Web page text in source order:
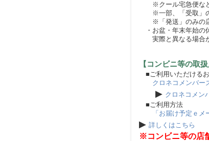
※クール宅急便など
※一部、「受取」の
※「発送」のみの店
・お盆・年末年始の
実際と異なる場合が
【コンビニ等の取
■ご利用いただける
クロネコメンバー
▶ クロネコメン
■ご利用方法
「お届け予定ｅメ
▶ 詳しくはこちら
※コンビニ等の店